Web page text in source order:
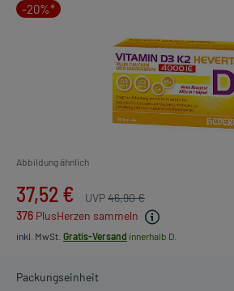
-20%*
Abbildung ähnlich
37,52 € UVP46,90 €
376 PlusHerzen sammeln
inkl. MwSt. Gratis-Versand innerhalb D.
Packungseinheit